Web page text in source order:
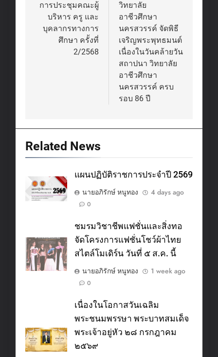
navigation
การประชุมคณะผู้
บริหาร ครู และ
บุคลากรทางการ
ศึกษา ครั้งที่
2/2568
วิทยาลัย
อาชีวศึกษา
นครสวรรค์ จัดพิธี
เจริญพระพุทธมนต์
เนื่องในวันคล้ายวัน
สถาปนา วิทยาลัย
อาชีวศึกษา
นครสวรรค์ ครบ
รอบ 86 ปี
Related News
แผนปฏิบัติราชการประจำปี 2569
นายอภิรักษ์ หนูทอง
4 days ago
0
ชมรมวิชาชีพแฟชั่นและสิ่งทอ
จัดโครงการแฟชั่นโชว์ผ้าไทย
สไตล์โมเดิร์น วันที่ ๕ ส.ค. นี้
นายอภิรักษ์ หนูทอง
1 week ago
0
เนื่องในโอกาสวันเฉลิม
พระชนมพรรษา พระบาทสมเด็จ
พระเจ้าอยู่หัว ๒๘ กรกฎาคม
๒๕๖๙